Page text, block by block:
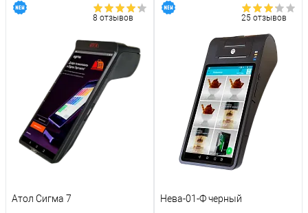
8 отзывов
Атол Сигма 7
25 отзывов
Нева-01-Ф черный